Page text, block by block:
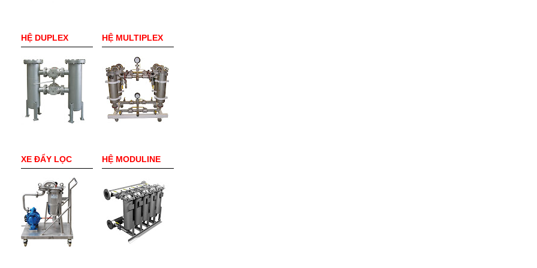
HỆ DUPLEX
XE ĐẨY LỌC
HỆ MULTIPLEX
HỆ MODULINE